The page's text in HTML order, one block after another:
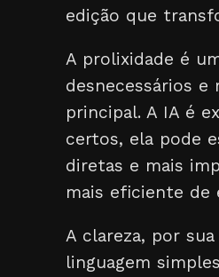
edição que
A prolixidade é
desnecessários
principal. A IA é
certos, ela pode
diretas e mais
mais eficiente de
A clareza, por
linguagem